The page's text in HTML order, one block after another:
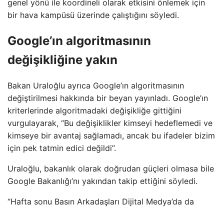
genel yönü ile koordineli olarak etkisini önlemek için
bir hava kampüsü üzerinde çalıştığını söyledi.
Google’ın algoritmasının
değişikliğine yakın
Bakan Uraloğlu ayrıca Google’ın algoritmasının
değiştirilmesi hakkında bir beyan yayınladı. Google’ın
kriterlerinde algoritmadaki değişikliğe gittiğini
vurgulayarak, “Bu değişiklikler kimseyi hedeflemedi ve
kimseye bir avantaj sağlamadı, ancak bu ifadeler bizim
için pek tatmin edici değildi”.
Uraloğlu, bakanlık olarak doğrudan güçleri olmasa bile
Google Bakanlığı’nı yakından takip ettiğini söyledi.
“Hafta sonu Basın Arkadaşları Dijital Medya’da da